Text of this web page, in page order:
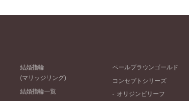
結婚指輪
(マリッジリング)
結婚指輪一覧
ペールブラウンゴールド
コンセプトシリーズ
オリジンビリーフ